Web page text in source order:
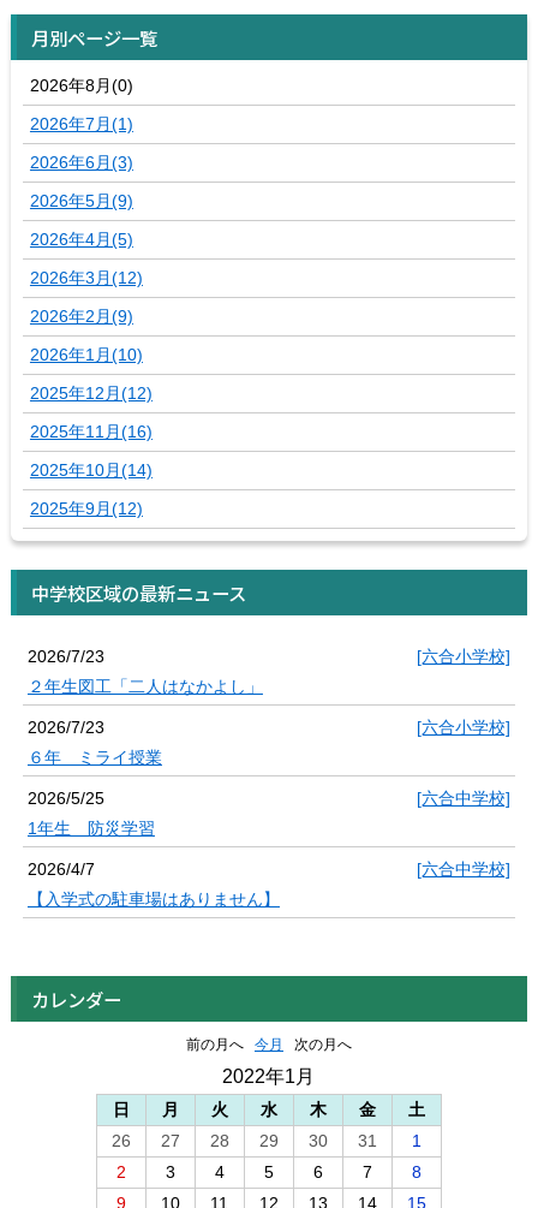
月別ページ一覧
2026年8月(0)
2026年7月(1)
2026年6月(3)
2026年5月(9)
2026年4月(5)
2026年3月(12)
2026年2月(9)
2026年1月(10)
2025年12月(12)
2025年11月(16)
2025年10月(14)
2025年9月(12)
中学校区域の最新ニュース
2026/7/23
[六合小学校]
２年生図工「二人はなかよし」
2026/7/23
[六合小学校]
６年 ミライ授業
2026/5/25
[六合中学校]
1年生 防災学習
2026/4/7
[六合中学校]
【入学式の駐車場はありません】
カレンダー
前の月へ 今月 次の月へ
2022年1月
日 月 火 水 木 金
土
26
27 28 29 30 31
1
2
3 4 5 6 7
8
9
10 11 12 13 14 15